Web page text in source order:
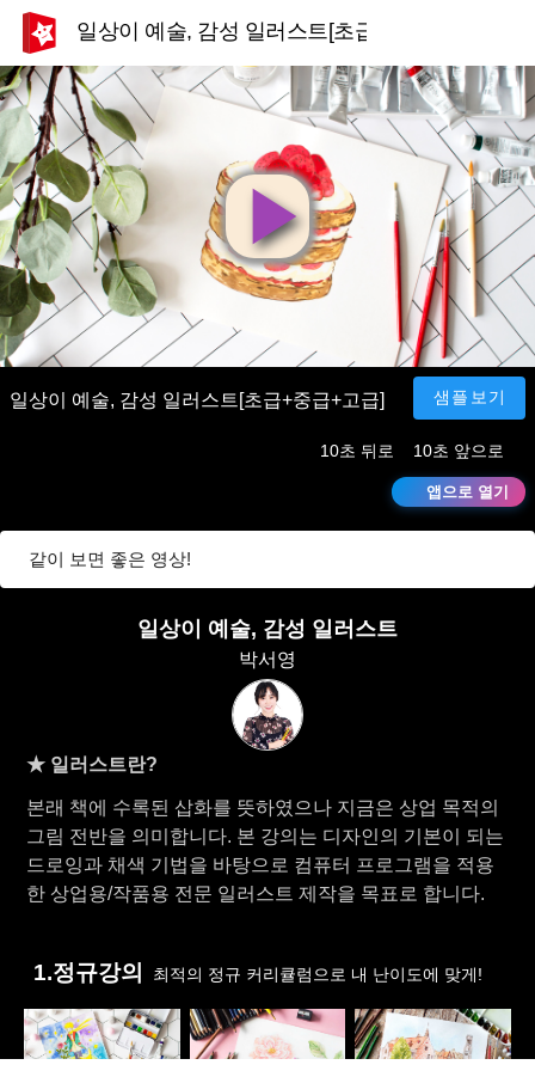
일상이 예술, 감성 일러스트[초급+중급+고급]
영
상
재
생
일상이 예술, 감성 일러스트[초급+중급+고급] 샘플보기
10초 뒤로 10초 앞으로
앱으로 열기
같이 보면 좋은 영상!
일상이 예술, 감성 일러스트
박서영
★ 일러스트란?
본래 책에 수록된 삽화를 뜻하였으나 지금은 상업 목적의
그림 전반을 의미합니다. 본 강의는 디자인의 기본이 되는
드로잉과 채색 기법을 바탕으로 컴퓨터 프로그램을 적용
한 상업용/작품용 전문 일러스트 제작을 목표로 합니다.​
1.정규강의 최적의 정규 커리큘럼으로 내 난이도에 맞게!